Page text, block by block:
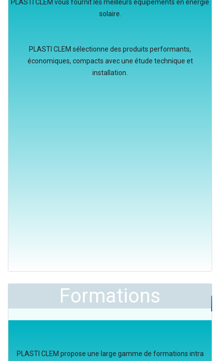
PLASTI CLEM vous fournit les meilleurs équipements en énergie
solaire.
PLASTI CLEM sélectionne des produits performants,
économiques, compacts avec une étude technique et
installation.
Formations
PLASTI CLEM propose une large gamme de formations intra